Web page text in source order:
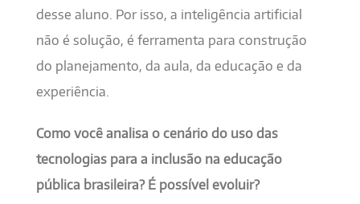
desse aluno. Por isso, a inteligência artificial
não é solução, é ferramenta para construção
do planejamento, da aula, da educação e da
experiência.
Como você analisa o cenário do uso das
tecnologias para a inclusão na educação
pública brasileira? É possível evoluir?